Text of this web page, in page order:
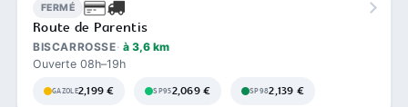
FERMÉ
Route de Parentis
BISCARROSSE à 3,6 km
Ouverte 08h–19h
GAZOLE2,199 € SP952,069 € SP982,139 €